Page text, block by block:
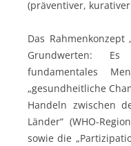
(präventiver,
Das
Grundwerten:
fundamentales
„gesundheitliche
Handeln zwischen
Länder“ (WHO-
sowie die